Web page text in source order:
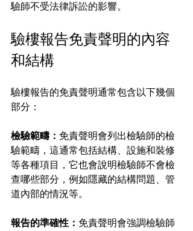
驗師不受法律訴訟的影響。
驗樓報告免責聲明的內容
和結構
驗樓報告的免責聲明通常包含以下幾個
部分：
檢驗範疇： 免責聲明會列出檢驗師的檢
驗範疇，這通常包括結構、設施和裝修
等各種項目，它也會說明檢驗師不會檢
查哪些部分，例如隱藏的結構問題、管
道內部的情況等。
報告的準確性： 免責聲明會強調檢驗師